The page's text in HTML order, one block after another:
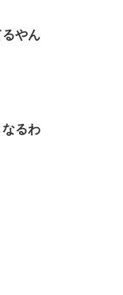
やん
るわ